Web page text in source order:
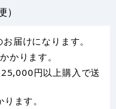
）
届けになります。
かります。
円以上購入で送
ます。